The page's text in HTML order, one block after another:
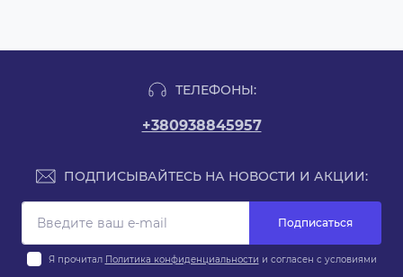
ТЕЛЕФОНЫ:
+380938845957
ПОДПИСЫВАЙТЕСЬ НА НОВОСТИ И АКЦИИ:
Подписаться
Я прочитал Политика конфиденциальности и согласен с условиями